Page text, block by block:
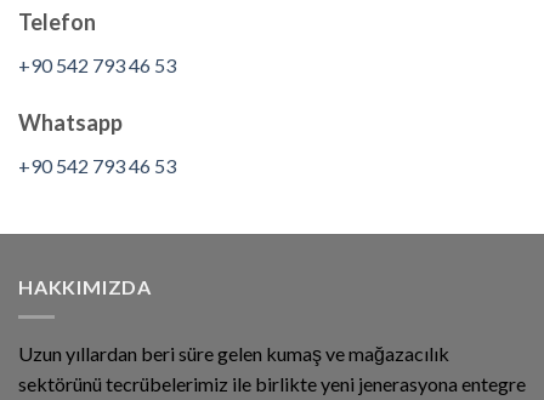
Telefon
+90 542 793 46 53
Whatsapp
+90 542 793 46 53
HAKKIMIZDA
Uzun yıllardan beri süre gelen kumaş ve mağazacılık
sektörünü tecrübelerimiz ile birlikte yeni jenerasyona entegre